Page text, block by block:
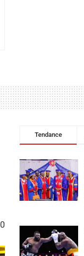
0
Tendance